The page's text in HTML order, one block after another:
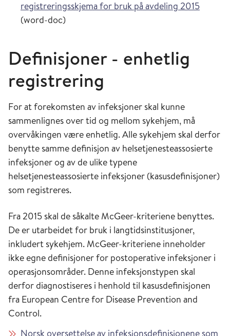
registreringsskjema for bruk på avdeling 2015
(word-doc)
Definisjoner - enhetlig
registrering
For at forekomsten av infeksjoner skal kunne
sammenlignes over tid og mellom sykehjem, må
overvåkingen være enhetlig. Alle sykehjem skal derfor
benytte samme definisjon av helsetjenesteassosierte
infeksjoner og av de ulike typene
helsetjenesteassosierte infeksjoner (kasusdefinisjoner)
som registreres.
Fra 2015 skal de såkalte McGeer-kriteriene benyttes.
De er utarbeidet for bruk i langtidsinstitusjoner,
inkludert sykehjem. McGeer-kriteriene inneholder
ikke egne definisjoner for postoperative infeksjoner i
operasjonsområder. Denne infeksjonstypen skal
derfor diagnostiseres i henhold til kasusdefinisjonen
fra European Centre for Disease Prevention and
Control.
Norsk oversettelse av infeksjonsdefinisjonene som